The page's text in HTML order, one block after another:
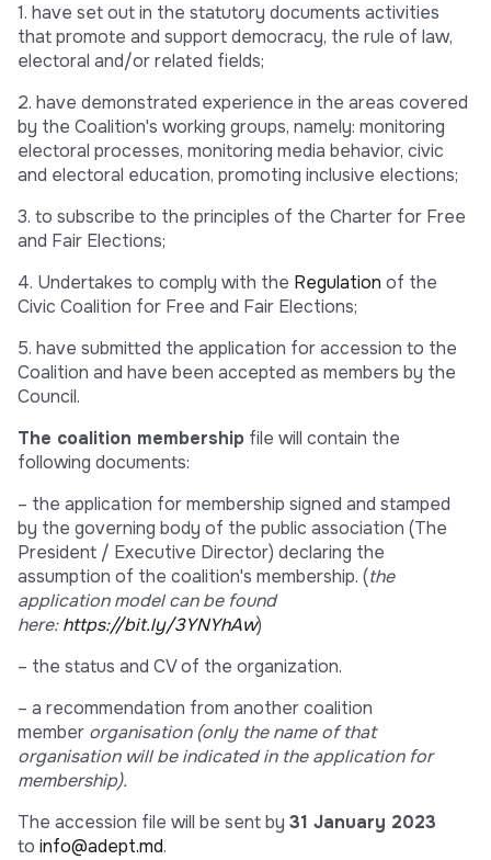
1. have set out in the statutory documents activities
that promote and support democracy, the rule of law,
electoral and/or related fields;
2. have demonstrated experience in the areas covered
by the Coalition's working groups, namely: monitoring
electoral processes, monitoring media behavior, civic
and electoral education, promoting inclusive elections;
3. to subscribe to the principles of the Charter for Free
and Fair Elections;
4. Undertakes to comply with the Regulation of the
Civic Coalition for Free and Fair Elections;
5. have submitted the application for accession to the
Coalition and have been accepted as members by the
Council.
The coalition membership file will contain the
following documents:
– the application for membership signed and stamped
by the governing body of the public association (The
President / Executive Director) declaring the
assumption of the coalition's membership. (the
application model can be found
here:https://bit.ly/3YNYhAw)
– the status and CV of the organization.
– a recommendation from another coalition
member organisation (only the name of that
organisation will be indicated in the application for
membership).
The accession file will be sent by 31 January 2023
to info@adept.md.